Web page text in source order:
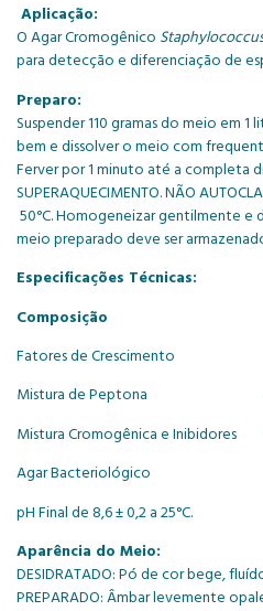
Aplicação:
O Agar Cromogênico
para detecção e diferenciação de
Preparo:
Suspender 110 gramas do meio em
bem e dissolver o meio com
Ferver por 1 minuto até a completa
SUPERAQUECIMENTO. NÃO
50°C. Homogeneizar gentilmente e
meio preparado deve ser
Especificações Técnicas:
Composição
Fatores de Crescimento
Mistura de Peptona
Mistura Cromogênica e Inibidores
Agar Bacteriológico
pH Final de 8,6 ± 0,2 a 25°C.
Aparência do Meio:
DESIDRATADO: Pó de cor bege,
PREPARADO: Âmbar levemente